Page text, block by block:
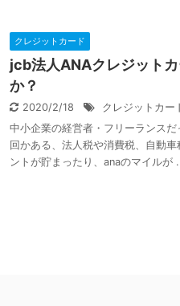
クレジットカード
jcb法人ANAクレジット
か？
2020/2/18 クレジットカー
中小企業の経営者・フリーランス
回かある、法人税や消費税、自動
ントが貯まったり、anaのマイルが